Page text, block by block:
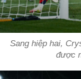
Sang hiệp hai,
được